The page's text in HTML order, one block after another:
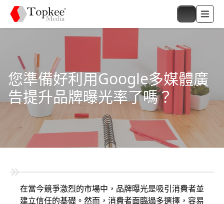
您準備好利用Google多媒體廣
告提升品牌曝光率了嗎？
在當今競爭激烈的市場中，品牌曝光是吸引消費者並
建立信任的基礎。然而，消費者面臨過多選擇，容易